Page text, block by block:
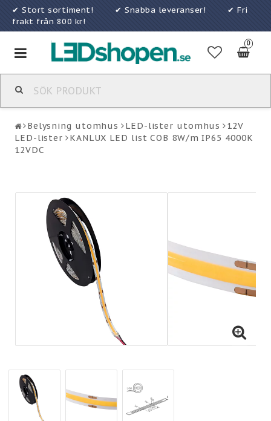
✔ Stort sortiment! ✔ Snabba leveranser! ✔ Fri
frakt från 800 kr!
0
Toggle
navigation
Belysning utomhus LED-lister utomhus
12V
LED-lister
KANLUX LED list COB 8W/m IP65 4000K
12VDC